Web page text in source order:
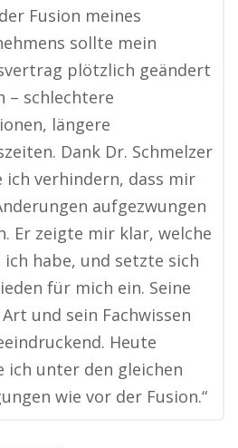
Fusion meines
sollte mein
plötzlich geändert
– schlechtere
längere
Dank Dr. Schmelzer
ich verhindern, dass mir
aufgezwungen
Er zeigte mir klar, welche
ich habe, und setzte sich
für mich ein. Seine
und sein Fachwissen
Heute
ich unter den gleichen
wie vor der Fusion.“